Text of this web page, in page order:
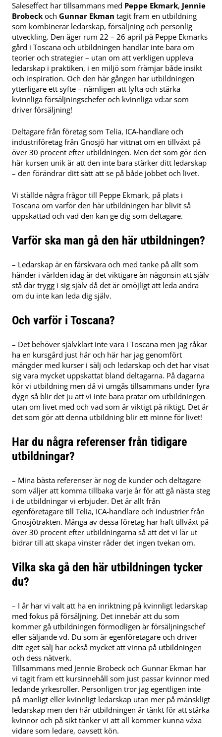
Saleseffect har tillsammans med Peppe Ekmark, Jennie
Brobeck och Gunnar Ekman tagit fram en utbildning
som kombinerar ledarskap, försäljning och personlig
utveckling. Den äger rum 22 – 26 april på Peppe Ekmarks
gård i Toscana och utbildningen handlar inte bara om
teorier och strategier – utan om att verkligen uppleva
ledarskap i praktiken, i en miljö som främjar både insikt
och inspiration. Och den här gången har utbildningen
ytterligare ett syfte – nämligen att lyfta och stärka
kvinnliga försäljningschefer och kvinnliga vd:ar som
driver försäljning!
Deltagare från företag som Telia, ICA-handlare och
industriföretag från Gnosjö har vittnat om en tillväxt på
över 30 procent efter utbildningen. Men det som gör den
här kursen unik är att den inte bara stärker ditt ledarskap
– den förändrar ditt sätt att se på både jobbet och livet.
Vi ställde några frågor till Peppe Ekmark, på plats i
Toscana om varför den här utbildningen har blivit så
uppskattad och vad den kan ge dig som deltagare.
Varför ska man gå den här utbildningen?
– Ledarskap är en färskvara och med tanke på allt som
händer i världen idag är det viktigare än någonsin att själv
stå där trygg i sig själv då det är omöjligt att leda andra
om du inte kan leda dig själv.
Och varför i Toscana?
– Det behöver självklart inte vara i Toscana men jag råkar
ha en kursgård just här och här har jag genomfört
mängder med kurser i sälj och ledarskap och det har visat
sig vara mycket uppskattat bland deltagarna. På dagarna
kör vi utbildning men då vi umgås tillsammans under fyra
dygn så blir det ju att vi inte bara pratar om utbildningen
utan om livet med och vad som är viktigt på riktigt. Det är
det som gör att denna utbildning blir ett minne för livet!
Har du några referenser från tidigare
utbildningar?
– Mina bästa referenser är nog de kunder och deltagare
som väljer att komma tillbaka varje år för att gå nästa steg
i de utbildningar vi erbjuder. Det är allt från
egenföretagare till Telia, ICA-handlare och industrier från
Gnosjötrakten. Många av dessa företag har haft tillväxt på
över 30 procent efter utbildningarna så att det vi lär ut
bidrar till att skapa vinster råder det ingen tvekan om.
Vilka ska gå den här utbildningen tycker
du?
– I år har vi valt att ha en inriktning på kvinnligt ledarskap
med fokus på försäljning. Det innebär att du som
kommer gå utbildningen förmodligen är försäljningschef
eller säljande vd. Du som är egenföretagare och driver
ditt eget sälj har också mycket att vinna på utbildningen
och dess nätverk.
Tillsammans med Jennie Brobeck och Gunnar Ekman har
vi tagit fram ett kursinnehåll som just passar kvinnor med
ledande yrkesroller. Personligen tror jag egentligen inte
på manligt eller kvinnligt ledarskap utan mer på mänskligt
ledarskap men den här utbildningen är tänkt för att stärka
kvinnor och på sikt tänker vi att all kommer kunna växa
vidare som ledare, oavsett kön.